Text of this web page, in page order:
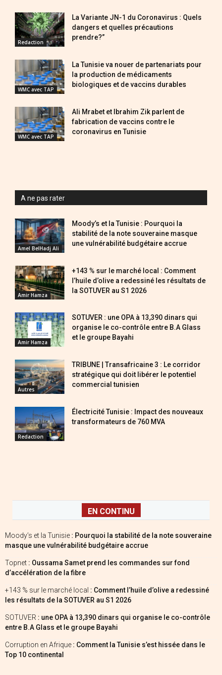
Redaction
La Variante JN-1 du Coronavirus : Quels
dangers et quelles précautions
prendre?”
WMC avec TAP
La Tunisie va nouer de partenariats pour
la production de médicaments
biologiques et de vaccins durables
WMC avec TAP
Ali Mrabet et Ibrahim Zik parlent de
fabrication de vaccins contre le
coronavirus en Tunisie
A ne pas rater
Amel BelHadj Ali
Moody’s et la Tunisie : Pourquoi la
stabilité de la note souveraine masque
une vulnérabilité budgétaire accrue
Amir Hamza
+143 % sur le marché local : Comment
l’huile d’olive a redessiné les résultats de
la SOTUVER au S1 2026
Amir Hamza
SOTUVER : une OPA à 13,390 dinars qui
organise le co-contrôle entre B.A Glass
et le groupe Bayahi
Autres
TRIBUNE | Transafricaine 3 : Le corridor
stratégique qui doit libérer le potentiel
commercial tunisien
Redaction
Électricité Tunisie : Impact des nouveaux
transformateurs de 760 MVA
EN CONTINU
Moody’s et la Tunisie : Pourquoi la stabilité de la note souveraine
masque une vulnérabilité budgétaire accrue
Topnet : Oussama Samet prend les commandes sur fond
d’accélération de la fibre
+143 % sur le marché local : Comment l’huile d’olive a redessiné
les résultats de la SOTUVER au S1 2026
SOTUVER : une OPA à 13,390 dinars qui organise le co-contrôle
entre B.A Glass et le groupe Bayahi
Corruption en Afrique : Comment la Tunisie s’est hissée dans le
Top 10 continental